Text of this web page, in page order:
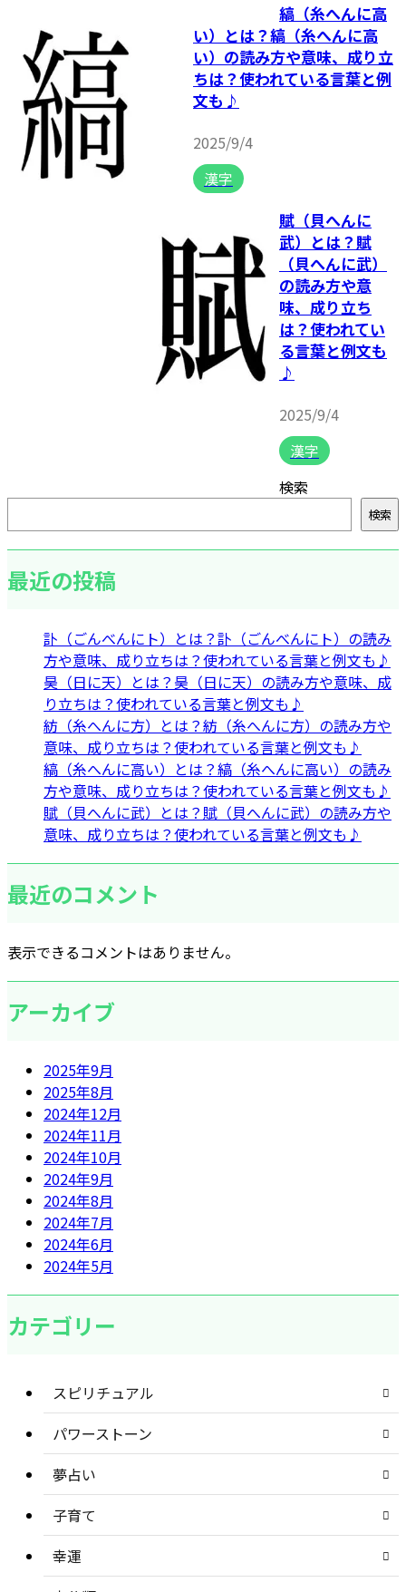
縞（糸へんに高
い）とは？縞（糸へんに高
い）の読み方や意味、成り立
ちは？使われている言葉と例
文も♪
2025/9/4
漢字
賦（貝へんに
武）とは？賦
（貝へんに武）
の読み方や意
味、成り立ち
は？使われてい
る言葉と例文も
♪
2025/9/4
漢字
検索
検索
最近の投稿
訃（ごんべんにト）とは？訃（ごんべんにト）の読み
方や意味、成り立ちは？使われている言葉と例文も♪
昊（日に天）とは？昊（日に天）の読み方や意味、成
り立ちは？使われている言葉と例文も♪
紡（糸へんに方）とは？紡（糸へんに方）の読み方や
意味、成り立ちは？使われている言葉と例文も♪
縞（糸へんに高い）とは？縞（糸へんに高い）の読み
方や意味、成り立ちは？使われている言葉と例文も♪
賦（貝へんに武）とは？賦（貝へんに武）の読み方や
意味、成り立ちは？使われている言葉と例文も♪
最近のコメント
表示できるコメントはありません。
アーカイブ
2025年9月
2025年8月
2024年12月
2024年11月
2024年10月
2024年9月
2024年8月
2024年7月
2024年6月
2024年5月
カテゴリー
スピリチュアル
パワーストーン
夢占い
子育て
幸運